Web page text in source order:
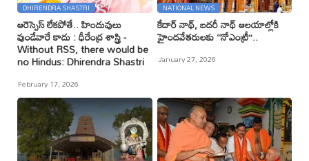
DHIRENDRA SHASTRI
ఆరెస్సెస్ లేకపోతే.. హిందువులు
వుండేవారే కాదు : ధీరేంద్ర శాస్త్రి -
Without RSS, there would be
no Hindus: Dhirendra Shastri
February 17, 2026
NATIONAL NEWS
కేదార్ నాథ్, బదరీ నాథ్ ఆలయాల్లోకి
హైందవేతరులకు ‘‘నోఎంట్రీ’’..
January 27, 2026